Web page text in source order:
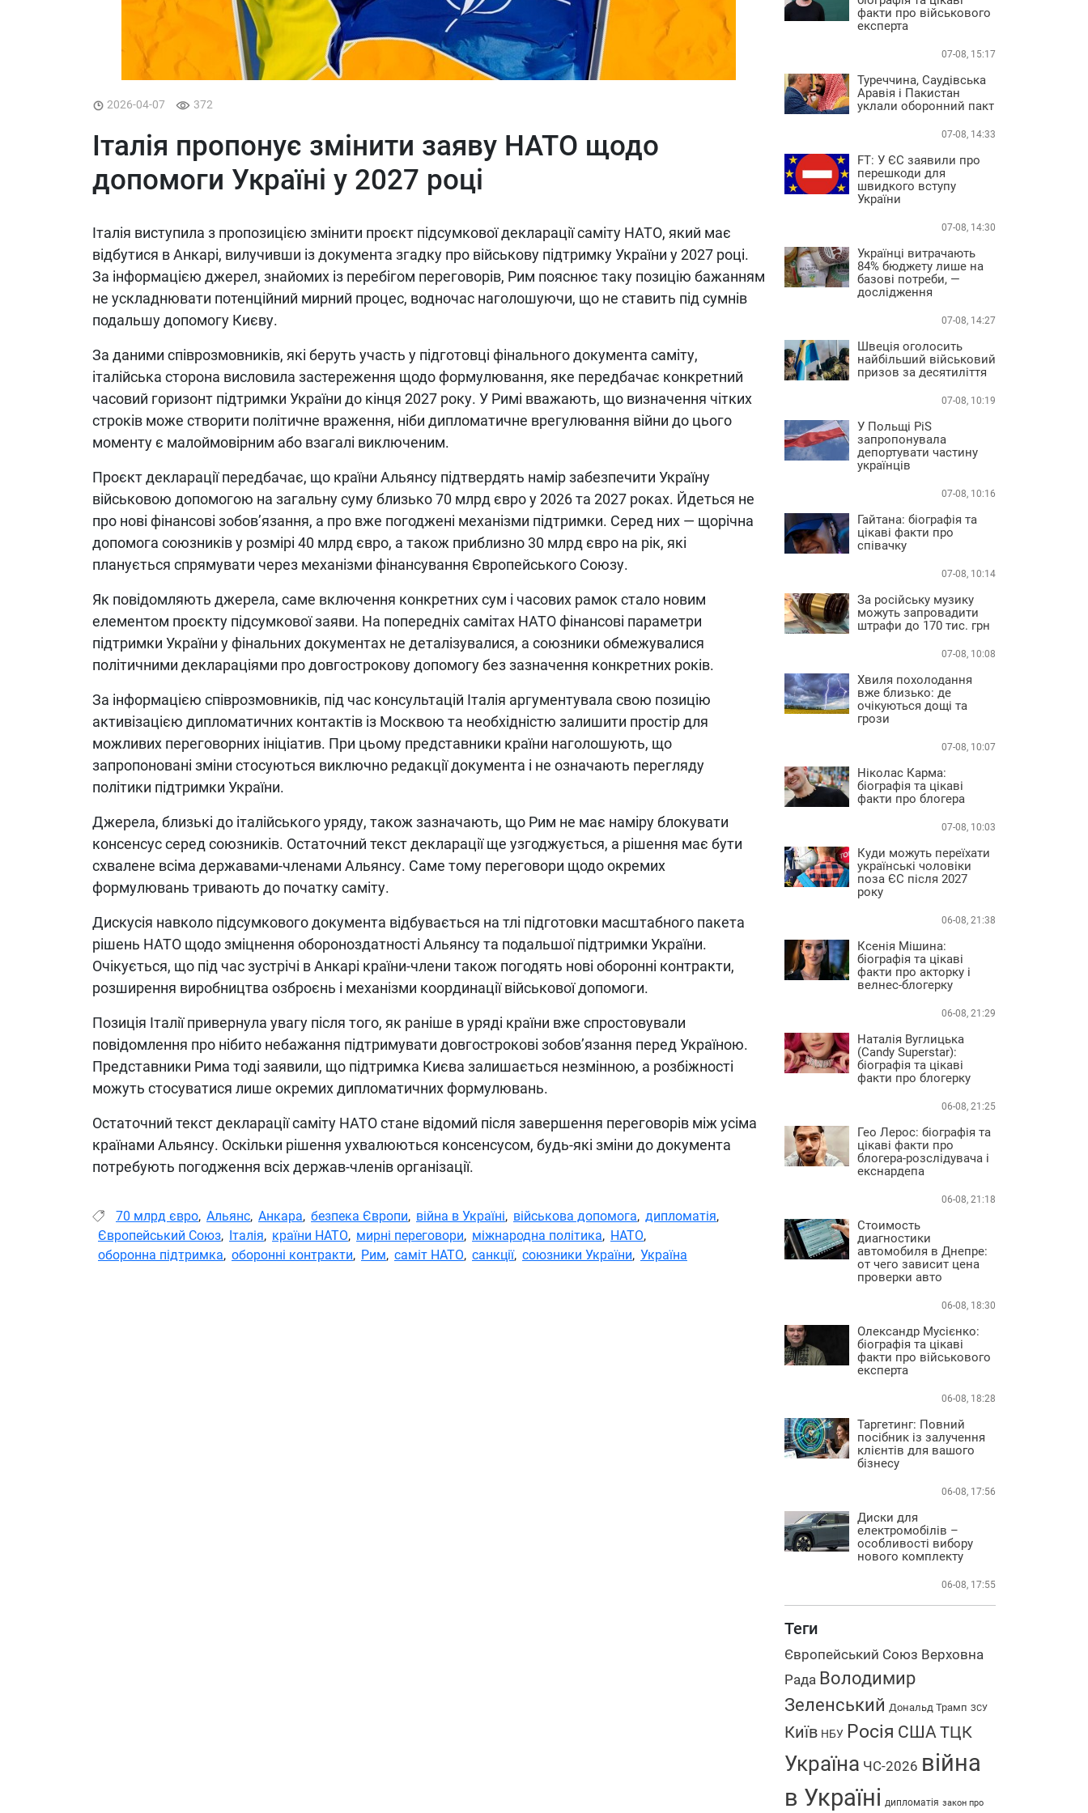
2026-04-07 372
Італія пропонує змінити заяву НАТО щодо
допомоги Україні у 2027 році
Італія виступила з пропозицією змінити проєкт підсумкової декларації саміту НАТО, який має
відбутися в Анкарі, вилучивши із документа згадку про військову підтримку України у 2027 році.
За інформацією джерел, знайомих із перебігом переговорів, Рим пояснює таку позицію бажанням
не ускладнювати потенційний мирний процес, водночас наголошуючи, що не ставить під сумнів
подальшу допомогу Києву.
За даними співрозмовників, які беруть участь у підготовці фінального документа саміту,
італійська сторона висловила застереження щодо формулювання, яке передбачає конкретний
часовий горизонт підтримки України до кінця 2027 року. У Римі вважають, що визначення чітких
строків може створити політичне враження, ніби дипломатичне врегулювання війни до цього
моменту є малоймовірним або взагалі виключеним.
Проєкт декларації передбачає, що країни Альянсу підтвердять намір забезпечити Україну
військовою допомогою на загальну суму близько 70 млрд євро у 2026 та 2027 роках. Йдеться не
про нові фінансові зобов’язання, а про вже погоджені механізми підтримки. Серед них — щорічна
допомога союзників у розмірі 40 млрд євро, а також приблизно 30 млрд євро на рік, які
планується спрямувати через механізми фінансування Європейського Союзу.
Як повідомляють джерела, саме включення конкретних сум і часових рамок стало новим
елементом проєкту підсумкової заяви. На попередніх самітах НАТО фінансові параметри
підтримки України у фінальних документах не деталізувалися, а союзники обмежувалися
політичними деклараціями про довгострокову допомогу без зазначення конкретних років.
За інформацією співрозмовників, під час консультацій Італія аргументувала свою позицію
активізацією дипломатичних контактів із Москвою та необхідністю залишити простір для
можливих переговорних ініціатив. При цьому представники країни наголошують, що
запропоновані зміни стосуються виключно редакції документа і не означають перегляду
політики підтримки України.
Джерела, близькі до італійського уряду, також зазначають, що Рим не має наміру блокувати
консенсус серед союзників. Остаточний текст декларації ще узгоджується, а рішення має бути
схвалене всіма державами-членами Альянсу. Саме тому переговори щодо окремих
формулювань тривають до початку саміту.
Дискусія навколо підсумкового документа відбувається на тлі підготовки масштабного пакета
рішень НАТО щодо зміцнення обороноздатності Альянсу та подальшої підтримки України.
Очікується, що під час зустрічі в Анкарі країни-члени також погодять нові оборонні контракти,
розширення виробництва озброєнь і механізми координації військової допомоги.
Позиція Італії привернула увагу після того, як раніше в уряді країни вже спростовували
повідомлення про нібито небажання підтримувати довгострокові зобов’язання перед Україною.
Представники Рима тоді заявили, що підтримка Києва залишається незмінною, а розбіжності
можуть стосуватися лише окремих дипломатичних формулювань.
Остаточний текст декларації саміту НАТО стане відомий після завершення переговорів між усіма
країнами Альянсу. Оскільки рішення ухвалюються консенсусом, будь-які зміни до документа
потребують погодження всіх держав-членів організації.
70 млрд євро, Альянс, Анкара, безпека Європи, війна в Україні, військова допомога, дипломатія,
Європейський Союз, Італія, країни НАТО, мирні переговори, міжнародна політика, НАТО,
оборонна підтримка, оборонні контракти, Рим, саміт НАТО, санкції, союзники України, Україна
факти про військового
експерта
07-08, 15:17
Туреччина, Саудівська
Аравія і Пакистан
уклали оборонний пакт
07-08, 14:33
FT: У ЄС заявили про
перешкоди для
швидкого вступу
України
07-08, 14:30
Українці витрачають
84% бюджету лише на
базові потреби, —
дослідження
07-08, 14:27
Швеція оголосить
найбільший військовий
призов за десятиліття
07-08, 10:19
У Польщі PiS
запропонувала
депортувати частину
українців
07-08, 10:16
Гайтана: біографія та
цікаві факти про
співачку
07-08, 10:14
За російську музику
можуть запровадити
штрафи до 170 тис. грн
07-08, 10:08
Хвиля похолодання
вже близько: де
очікуються дощі та
грози
07-08, 10:07
Ніколас Карма:
біографія та цікаві
факти про блогера
07-08, 10:03
Куди можуть переїхати
українські чоловіки
поза ЄС після 2027
року
06-08, 21:38
Ксенія Мішина:
біографія та цікаві
факти про акторку і
велнес-блогерку
06-08, 21:29
Наталія Вуглицька
(Candy Superstar):
біографія та цікаві
факти про блогерку
06-08, 21:25
Гео Лерос: біографія та
цікаві факти про
блогера-розслідувача і
екснардепа
06-08, 21:18
Стоимость
диагностики
автомобиля в Днепре:
от чего зависит цена
проверки авто
06-08, 18:30
Олександр Мусієнко:
біографія та цікаві
факти про військового
експерта
06-08, 18:28
Таргетинг: Повний
посібник із залучення
клієнтів для вашого
бізнесу
06-08, 17:56
Диски для
електромобілів –
особливості вибору
нового комплекту
06-08, 17:55
Теги
Європейський Союз Верховна
Рада Володимир
Зеленський Дональд Трамп ЗСУ
Київ НБУ Росія США ТЦК
Україна ЧС-2026 війна
в Україні дипломатія закон про